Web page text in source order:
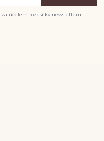
za účelem rozesílky newsletteru.